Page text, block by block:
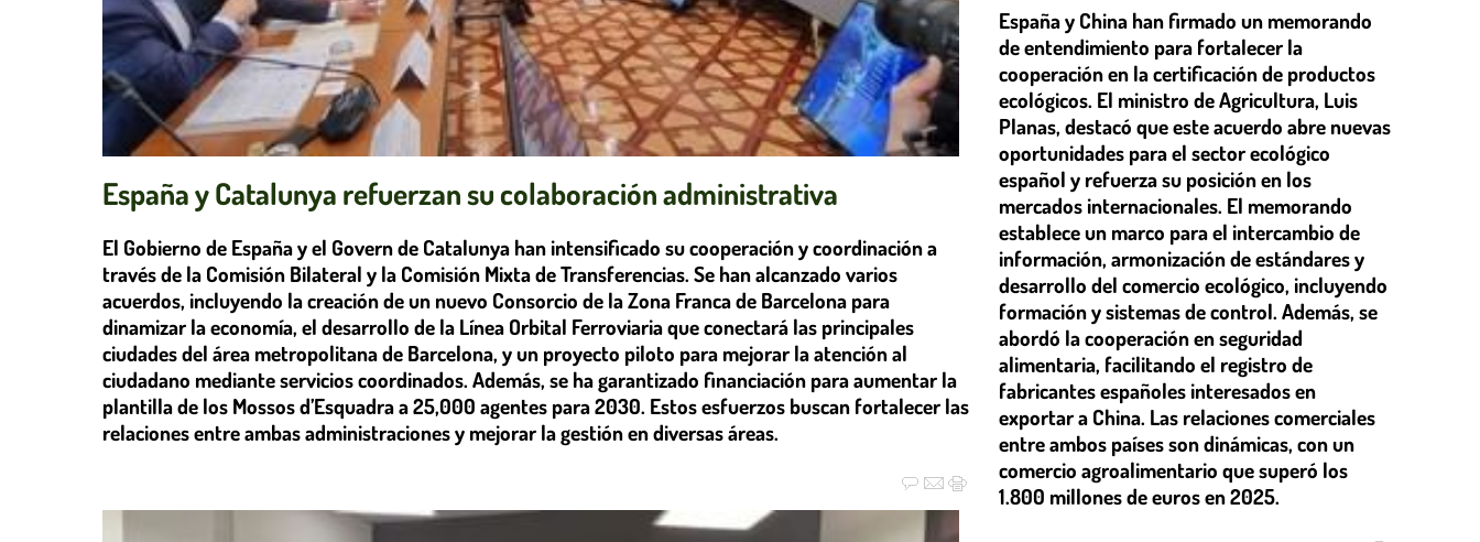
España y Catalunya refuerzan su colaboración administrativa
El Gobierno de España y el Govern de Catalunya han intensificado su cooperación y coordinación a
través de la Comisión Bilateral y la Comisión Mixta de Transferencias. Se han alcanzado varios
acuerdos, incluyendo la creación de un nuevo Consorcio de la Zona Franca de Barcelona para
dinamizar la economía, el desarrollo de la Línea Orbital Ferroviaria que conectará las principales
ciudades del área metropolitana de Barcelona, y un proyecto piloto para mejorar la atención al
ciudadano mediante servicios coordinados. Además, se ha garantizado financiación para aumentar la
plantilla de los Mossos d’Esquadra a 25,000 agentes para 2030. Estos esfuerzos buscan fortalecer las
relaciones entre ambas administraciones y mejorar la gestión en diversas áreas.
España y China han firmado un memorando
de entendimiento para fortalecer la
cooperación en la certificación de productos
ecológicos. El ministro de Agricultura, Luis
Planas, destacó que este acuerdo abre nuevas
oportunidades para el sector ecológico
español y refuerza su posición en los
mercados internacionales. El memorando
establece un marco para el intercambio de
información, armonización de estándares y
desarrollo del comercio ecológico, incluyendo
formación y sistemas de control. Además, se
abordó la cooperación en seguridad
alimentaria, facilitando el registro de
fabricantes españoles interesados en
exportar a China. Las relaciones comerciales
entre ambos países son dinámicas, con un
comercio agroalimentario que superó los
1.800 millones de euros en 2025.